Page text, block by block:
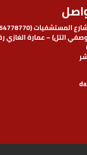
(0096264778770)